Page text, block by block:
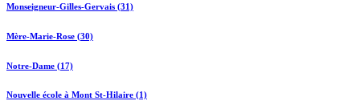
Monseigneur-Gilles-Gervais (31)
Mère-Marie-Rose (30)
Notre-Dame (17)
Nouvelle école à Mont St-Hilaire (1)